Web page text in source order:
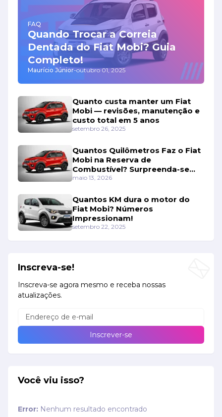
FAQ
Quando Trocar a Correia
Dentada do Fiat Mobi? Guia
Completo!
Maurício Júnior-outubro 01, 2025
Quanto custa manter um Fiat
Mobi — revisões, manutenção e
custo total em 5 anos
setembro 26, 2025
Quantos Quilômetros Faz o Fiat
Mobi na Reserva de
Combustível? Surpreenda-se
Com os Números!
maio 13, 2026
Quantos KM dura o motor do
Fiat Mobi? Números
Impressionam!
setembro 22, 2025
Inscreva-se!
Inscreva-se agora mesmo e receba nossas
atualizações.
Você viu isso?
Error: Nenhum resultado encontrado